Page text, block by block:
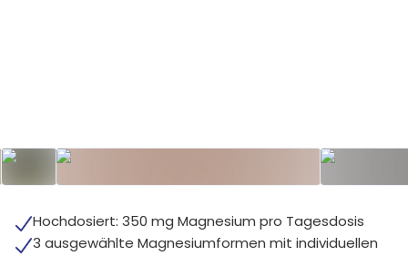
Hochdosiert: 350 mg Magnesium pro Tagesdosis
3 ausgewählte Magnesiumformen mit individuellen